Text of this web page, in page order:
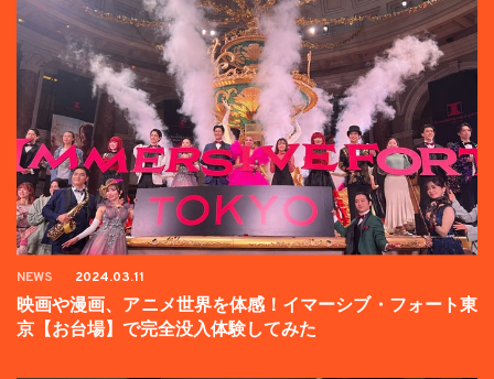
NEWS 2024.03.11
映画や漫画、アニメ世界を体感！イマーシブ・フォート東
京【お台場】で完全没入体験してみた